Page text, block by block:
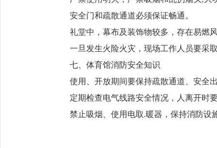
安全门和疏散通道必须保证畅通。
礼堂中，幕布及装饰物较多，存在易燃
一旦发生火险火灾，现场工作人员要采
七、体育馆消防安全知识
使用、开放期间要保持疏散通道、安全
定期检查电气线路安全情况，人离开时
禁止吸烟、使用电取.暖器，保持消防设